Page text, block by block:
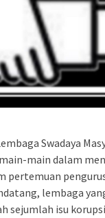
Swadaya
main dalam
lembaga
sejumlah isu